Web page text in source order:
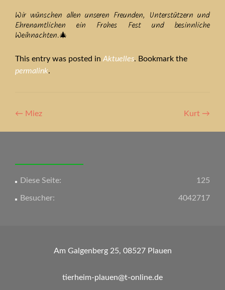
Wir wünschen allen unseren Freunden, Unterstützern und
Ehrenamtlichen ein Frohes Fest und besinnliche
Weihnachten.🎄
This entry was posted in Aktuelles. Bookmark the
permalink.
Artikel-
Navigation
← Miez Kurt →
125
Diese Seite:
4042717
Besucher:
Am Galgenberg 25, 08527 Plauen
tierheim-plauen@t-online.de